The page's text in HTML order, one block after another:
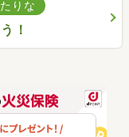
りな
！